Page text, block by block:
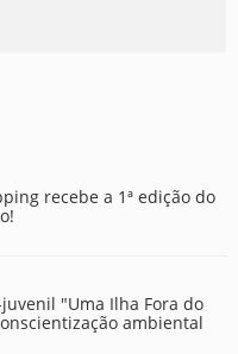
recebe a 1ª edição do
"Uma Ilha Fora do
ambiental